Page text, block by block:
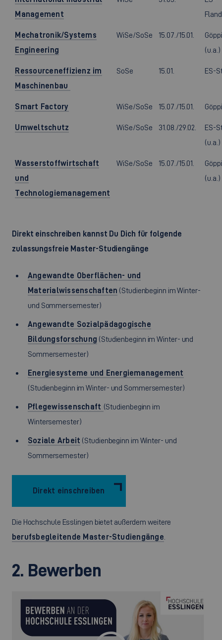
Management
Mechatronik/Systems
Engineering
WiSe/SoSe 15.07./15.01.
(u.a.)
Ressourceneffizienz im
Maschinenbau
SoSe 15.01. ES-
Smart Factory WiSe/SoSe 15.07./15.01.
Umweltschutz WiSe/SoSe 31.08./29.02.
ES-
(u.a.)
Wasserstoffwirtschaft
und
Technologiemanagement
WiSe/SoSe 15.07./15.01.
(u.a.)
Direkt einschreiben kannst Du Dich für folgende
zulassungsfreie Master-Studiengänge
Angewandte Oberflächen- und
Materialwissenschaften (Studienbeginn im Winter-
und Sommersemester)
Angewandte Sozialpädagogische
Bildungsforschung (Studienbeginn im Winter- und
Sommersemester)
Energiesysteme und Energiemanagement
(Studienbeginn im Winter- und Sommersemester)
Pflegewissenschaft (Studienbeginn im
Wintersemester)
Soziale Arbeit (Studienbeginn im Winter- und
Sommersemester)
Direkt einschreiben
Die Hochschule Esslingen bietet außerdem weitere
berufsbegleitende Master-Studiengänge
2. Bewerben